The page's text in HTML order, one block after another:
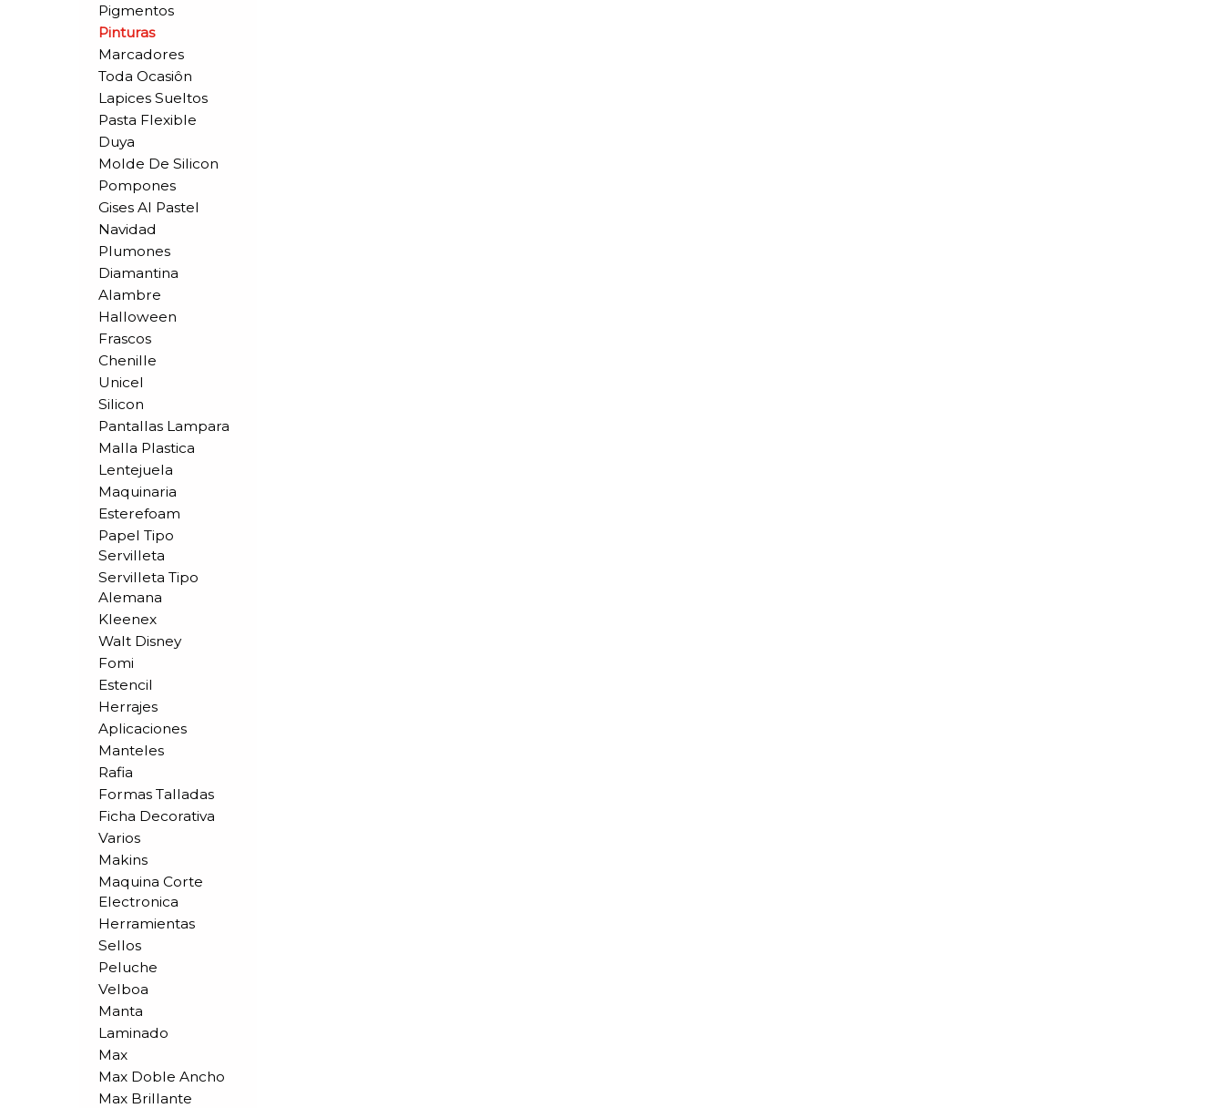
Pigmentos
Pinturas
Marcadores
Toda Ocasiôn
Lapices Sueltos
Pasta Flexible
Duya
Molde De Silicon
Pompones
Gises Al Pastel
Navidad
Plumones
Diamantina
Alambre
Halloween
Frascos
Chenille
Unicel
Silicon
Pantallas Lampara
Malla Plastica
Lentejuela
Maquinaria
Esterefoam
Papel Tipo
Servilleta
Servilleta Tipo
Alemana
Kleenex
Walt Disney
Fomi
Estencil
Herrajes
Aplicaciones
Manteles
Rafia
Formas Talladas
Ficha Decorativa
Varios
Makins
Maquina Corte
Electronica
Herramientas
Sellos
Peluche
Velboa
Manta
Laminado
Max
Max Doble Ancho
Max Brillante